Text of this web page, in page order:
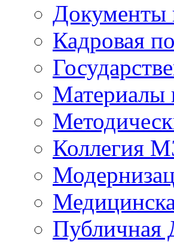
Документы
Кадровая
Материалы
Коллегия
Публичная